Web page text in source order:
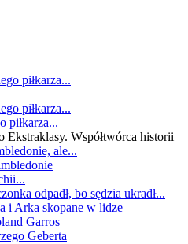
piłkarza...
Współtwórca historii
ale...
odpadł, bo sędzia ukradł...
i Arka skopane w lidze
Garros
Geberta